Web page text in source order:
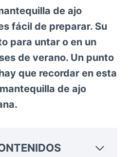
de ajo
fácil de preparar. Su
para untar o en un
de verano. Un punto
que recordar en esta
de ajo